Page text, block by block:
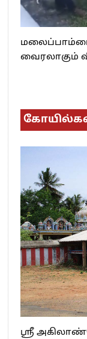
மலைப்பாம்பை
வைரலாகும்
ஸ்ரீ